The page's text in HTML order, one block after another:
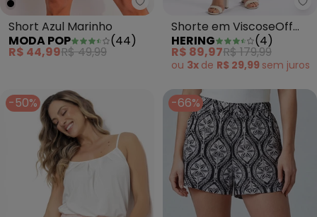
Moda Pop - Short Azul Marinho
Short Azul Marinho
MODA POP
(44)
R$ 44,99R$ 49,99
Shorte em ViscoseOff
White
HERING (4)
R$ 89,97R$ 179,99
ou 3x de R$ 29,99 sem juros
-50% -66%